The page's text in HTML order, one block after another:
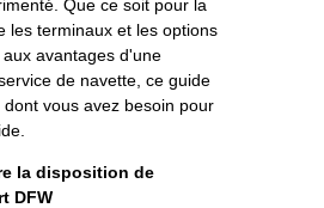
Que ce soit pour la
les terminaux et les options
avantages d'une
de navette, ce guide
vous avez besoin pour
la disposition de
DFW